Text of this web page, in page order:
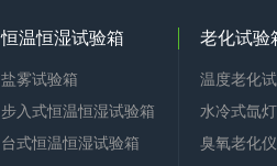
恒温恒湿试验箱
盐雾试验箱
步入式恒温恒湿试验箱
台式恒温恒湿试验箱
老化试验
温度老化
水冷式氙
臭氧老化仪